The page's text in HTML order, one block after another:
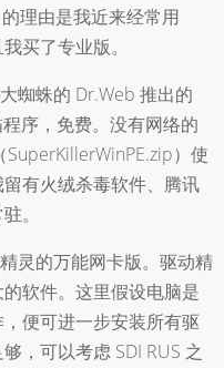
理由是我近来经常用
买了专业版。
蜘蛛的 Dr.Web 推出的
序，免费。没有网络的
）使
有火绒杀毒软件、腾讯
。
灵的万能网卡版。驱动精
软件。这里假设电脑是
便可进一步安装所有驱
，可以考虑 SDI RUS 之